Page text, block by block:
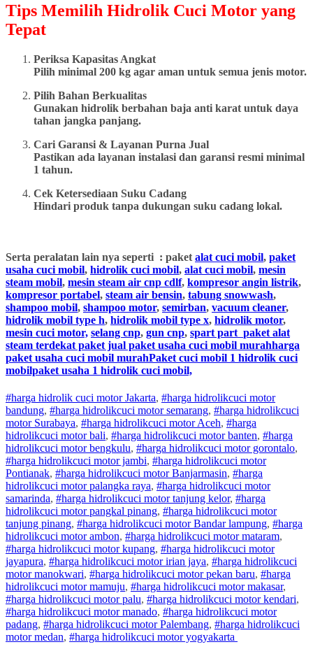
Tips Memilih Hidrolik Cuci Motor yang
Tepat
Periksa Kapasitas Angkat
Pilih minimal 200 kg agar aman untuk semua jenis motor.
Pilih Bahan Berkualitas
Gunakan hidrolik berbahan baja anti karat untuk daya
tahan jangka panjang.
Cari Garansi & Layanan Purna Jual
Pastikan ada layanan instalasi dan garansi resmi minimal
1 tahun.
Cek Ketersediaan Suku Cadang
Hindari produk tanpa dukungan suku cadang lokal.
Serta peralatan lain nya seperti : paket alat cuci mobil, paket
usaha cuci mobil, hidrolik cuci mobil, alat cuci mobil, mesin
steam mobil, mesin steam air cnp cdlf, kompresor angin listrik,
kompresor portabel, steam air bensin, tabung snowwash,
shampoo mobil, shampoo motor, semirban, vacuum cleaner,
hidrolik mobil type h, hidrolik mobil type x, hidrolik motor,
mesin cuci motor, selang cnp, gun cnp, spart part paket alat
steam terdekat paket jual paket usaha cuci mobil murahharga
paket usaha cuci mobil murahPaket cuci mobil 1 hidrolik cuci
mobilpaket usaha 1 hidrolik cuci mobil,
#harga hidrolik cuci motor Jakarta, #harga hidrolikcuci motor
bandung, #harga hidrolikcuci motorsemarang, #harga hidrolikcuci
motorSurabaya, #harga hidrolikcuci motorAceh, #harga
hidrolikcuci motorbali, #harga hidrolikcuci motorbanten, #harga
hidrolikcuci motorbengkulu, #harga hidrolikcuci motorgorontalo,
#harga hidrolikcuci motorjambi, #harga hidrolikcuci motor
Pontianak, #harga hidrolikcuci motorBanjarmasin, #harga
hidrolikcuci motorpalangka raya, #harga hidrolikcuci motor
samarinda, #harga hidrolikcuci motortanjung kelor, #harga
hidrolikcuci motorpangkal pinang, #harga hidrolikcuci motor
tanjung pinang, #harga hidrolikcuci motorBandar lampung, #harga
hidrolikcuci motorambon, #harga hidrolikcuci motormataram,
#harga hidrolikcuci motorkupang, #harga hidrolikcuci motor
jayapura, #harga hidrolikcuci motoririan jaya, #harga hidrolikcuci
motormanokwari, #harga hidrolikcuci motorpekan baru, #harga
hidrolikcuci motormamuju, #harga hidrolikcuci motormakasar,
#harga hidrolikcuci motorpalu, #harga hidrolikcuci motorkendari,
#harga hidrolikcuci motormanado, #harga hidrolikcuci motor
padang, #harga hidrolikcuci motorPalembang, #harga hidrolikcuci
motormedan, #harga hidrolikcuci motoryogyakarta